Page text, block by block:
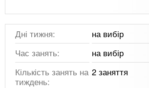
Дні тижня:
на вибір
Час занять:
на вибір
Кількість занять на
тиждень:
2 заняття